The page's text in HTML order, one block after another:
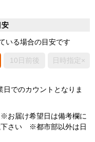
安
いる場合の目安です
10日前後 日時指定×
でのカウントとなりま
届け希望日は備考欄に
下さい ※都市部以外は日